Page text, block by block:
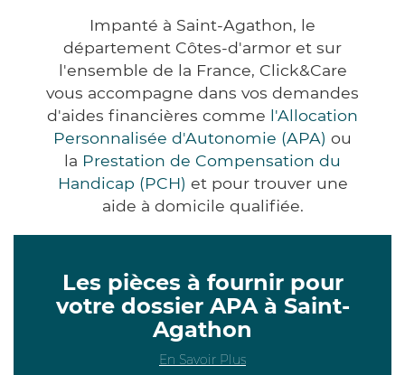
Impanté à Saint-Agathon, le
département Côtes-d'armor et sur
l'ensemble de la France, Click&Care
vous accompagne dans vos demandes
d'aides financières comme l'Allocation
Personnalisée d'Autonomie (APA) ou
la Prestation de Compensation du
Handicap (PCH) et pour trouver une
aide à domicile qualifiée.
Les pièces à fournir pour
votre dossier APA à Saint-
Agathon
En Savoir Plus